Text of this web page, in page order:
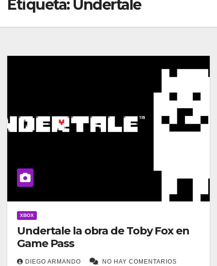
Etiqueta: Undertale
XBOX
Undertale la obra de Toby Fox en
Game Pass
DIEGO ARMANDO NO HAY COMENTARIOS